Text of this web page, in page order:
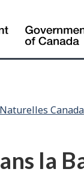
Canada
la